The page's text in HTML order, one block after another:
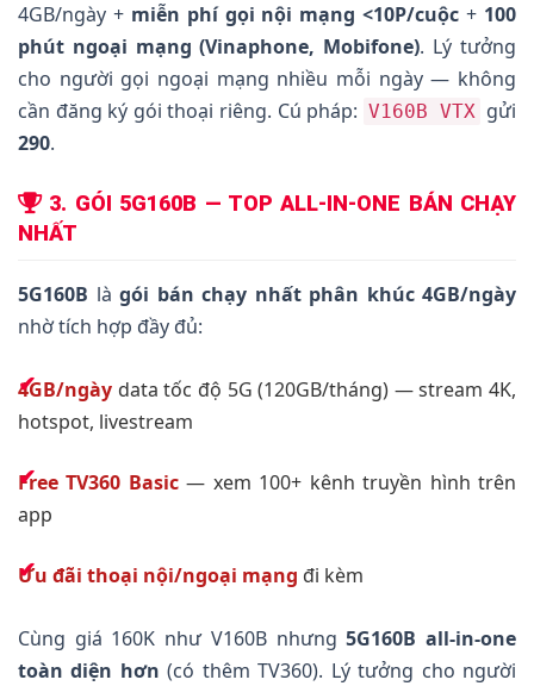
4GB/ngày + miễn phí gọi nội mạng <10P/cuộc + 100
phút ngoại mạng (Vinaphone, Mobifone). Lý tưởng
cho người gọi ngoại mạng nhiều mỗi ngày — không
cần đăng ký gói thoại riêng. Cú pháp: V160B VTX gửi
290.
3. GÓI 5G160B — TOP ALL-IN-ONE BÁN CHẠY
NHẤT
5G160B là gói bán chạy nhất phân khúc 4GB/ngày
nhờ tích hợp đầy đủ:
4GB/ngày data tốc độ 5G (120GB/tháng) — stream 4K,
hotspot, livestream
Free TV360 Basic— xem 100+ kênh truyền hình trên
app
Ưu đãi thoại nội/ngoại mạng đi kèm
Cùng giá 160K như V160B nhưng5G160B all-in-one
toàn diện hơn (có thêm TV360). Lý tưởng cho người